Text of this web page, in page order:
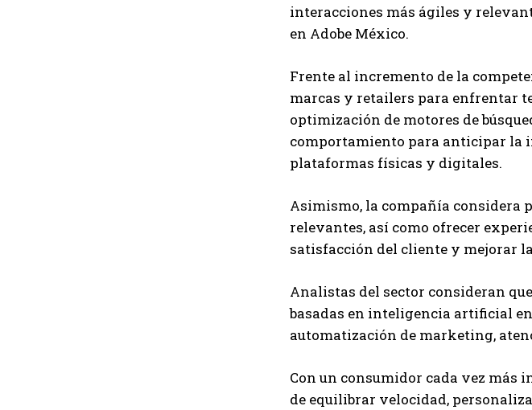
interacciones más ágiles y
en Adobe México.
Frente al incremento de la
marcas y retailers para enfrentar
optimización de motores de
comportamiento para anticipar la
plataformas físicas y digitales.
Asimismo, la compañía
relevantes, así como ofrecer
satisfacción del cliente y mejorar
Analistas del sector consideran
basadas en inteligencia artificial
automatización de marketing,
Con un consumidor cada vez más
de equilibrar velocidad,